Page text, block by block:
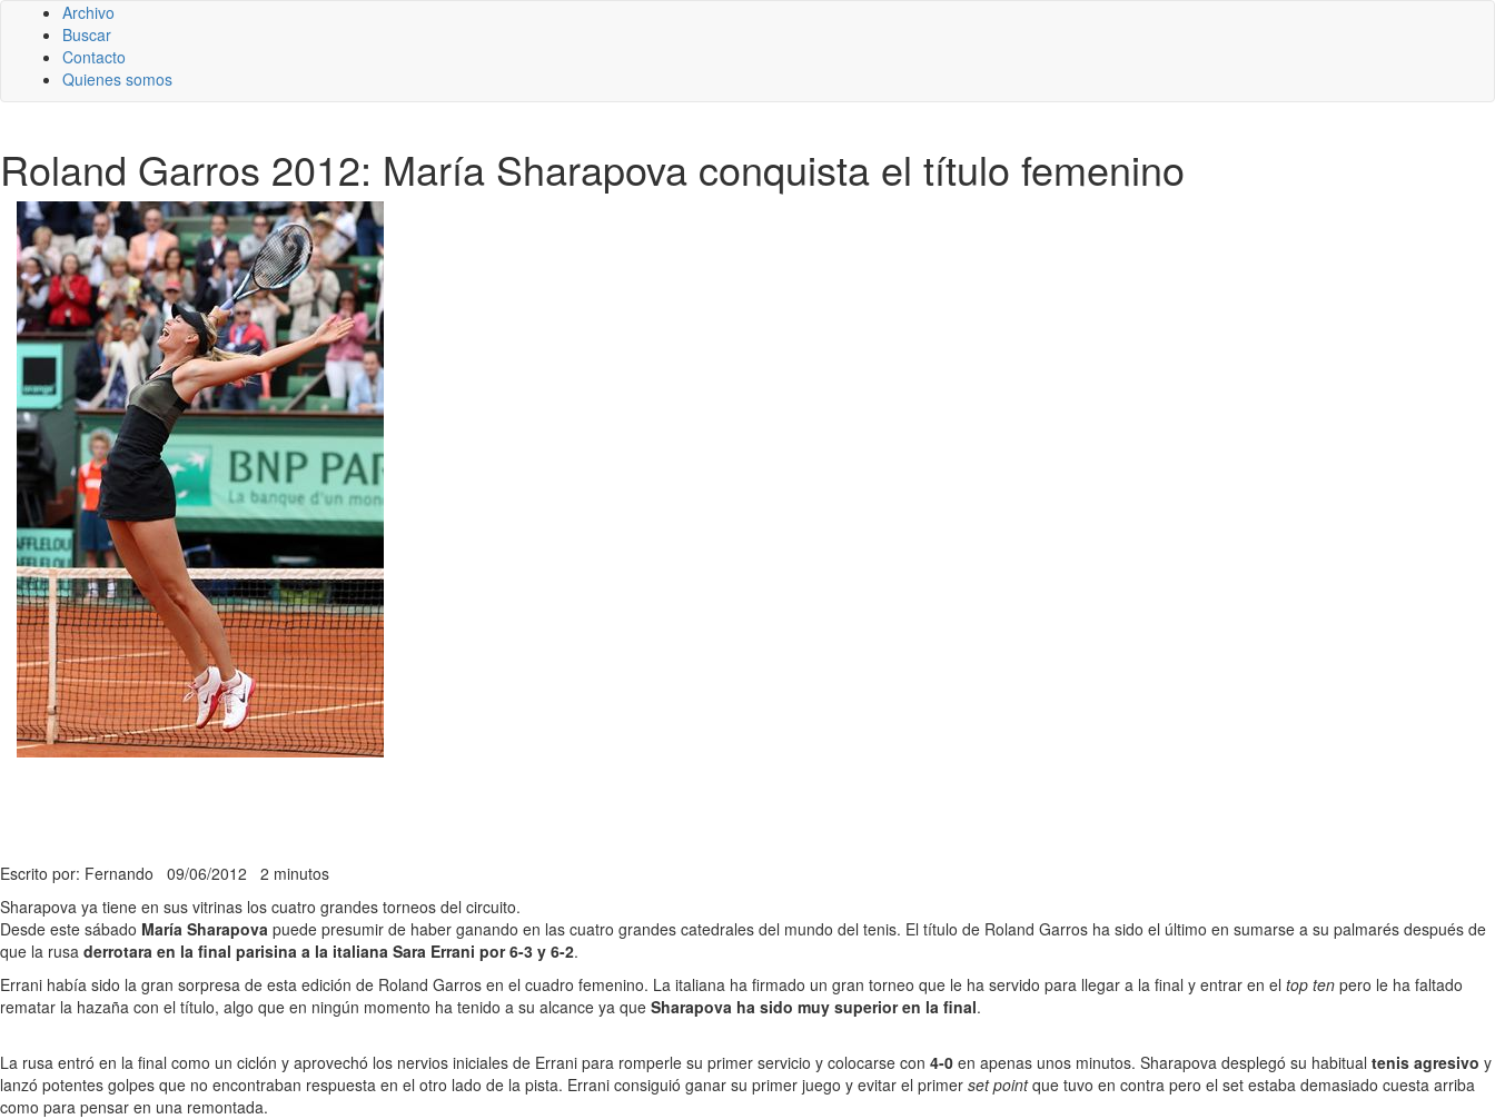
Archivo
Buscar
Contacto
Quienes somos
Roland Garros 2012: María Sharapova conquista el título femenino
Escrito por: Fernando 09/06/2012 2 minutos
Sharapova ya tiene en sus vitrinas los cuatro grandes torneos del circuito.
Desde este sábado María Sharapova puede presumir de haber ganando en las cuatro grandes catedrales del mundo del tenis. El título de Roland Garros ha sido el último en sumarse a su palmarés después de
que la rusa derrotara en la final parisina a la italiana Sara Errani por 6-3 y 6-2.
Errani había sido la gran sorpresa de esta edición de Roland Garros en el cuadro femenino. La italiana ha firmado un gran torneo que le ha servido para llegar a la final y entrar en el top ten pero le ha faltado
rematar la hazaña con el título, algo que en ningún momento ha tenido a su alcance ya que Sharapova ha sido muy superior en la final.
La rusa entró en la final como un ciclón y aprovechó los nervios iniciales de Errani para romperle su primer servicio y colocarse con 4-0 en apenas unos minutos. Sharapova desplegó su habitual tenis agresivo y
lanzó potentes golpes que no encontraban respuesta en el otro lado de la pista. Errani consiguió ganar su primer juego y evitar el primer set pointque tuvo en contra pero el set estaba demasiado cuesta arriba
como para pensar en una remontada.